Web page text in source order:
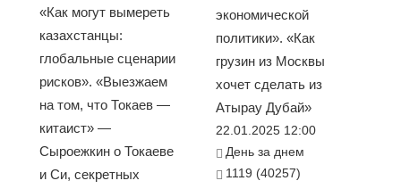
«Как могут вымереть
казахстанцы:
глобальные сценарии
рисков». «Выезжаем
на том, что Токаев —
китаист» —
Сыроежкин о Токаеве
и Си, секретных
экономической
политики». «Как
грузин из Москвы
хочет сделать из
Атырау Дубай»
22.01.2025 12:00
День за днем
1119 (40257)